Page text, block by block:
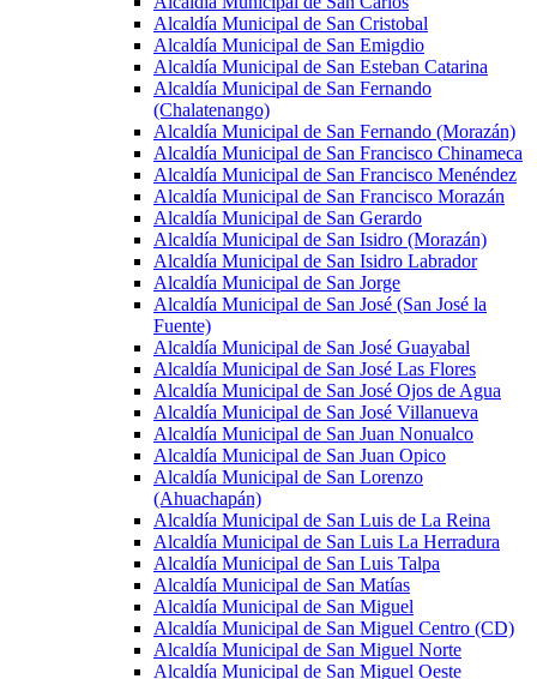
Alcaldía Municipal de San Cristobal
Alcaldía Municipal de San Emigdio
Alcaldía Municipal de San Esteban Catarina
Alcaldía Municipal de San Fernando
(Chalatenango)
Alcaldía Municipal de San Fernando (Morazán)
Alcaldía Municipal de San Francisco Chinameca
Alcaldía Municipal de San Francisco Menéndez
Alcaldía Municipal de San Francisco Morazán
Alcaldía Municipal de San Gerardo
Alcaldía Municipal de San Isidro (Morazán)
Alcaldía Municipal de San Isidro Labrador
Alcaldía Municipal de San Jorge
Alcaldía Municipal de San José (San José la
Fuente)
Alcaldía Municipal de San José Guayabal
Alcaldía Municipal de San José Las Flores
Alcaldía Municipal de San José Ojos de Agua
Alcaldía Municipal de San José Villanueva
Alcaldía Municipal de San Juan Nonualco
Alcaldía Municipal de San Juan Opico
Alcaldía Municipal de San Lorenzo
(Ahuachapán)
Alcaldía Municipal de San Luis de La Reina
Alcaldía Municipal de San Luis La Herradura
Alcaldía Municipal de San Luis Talpa
Alcaldía Municipal de San Matías
Alcaldía Municipal de San Miguel
Alcaldía Municipal de San Miguel Centro (CD)
Alcaldía Municipal de San Miguel Norte
Alcaldía Municipal de San Miguel Oeste